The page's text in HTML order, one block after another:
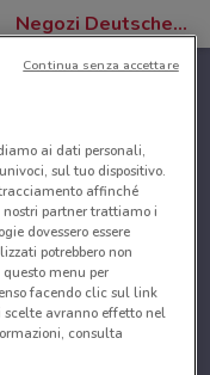
Negozi Deutsche Bank
ai dati personali,
sul tuo dispositivo.
affinché
partner trattiamo i
dovessero essere
potrebbero non
menu per
facendo clic sul link
avranno effetto nel
consulta
Continua senza accettare